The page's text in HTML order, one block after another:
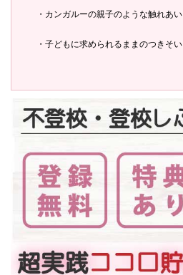
・カンガルーの親子のような触れあい
・子どもに求められるままのつきそい